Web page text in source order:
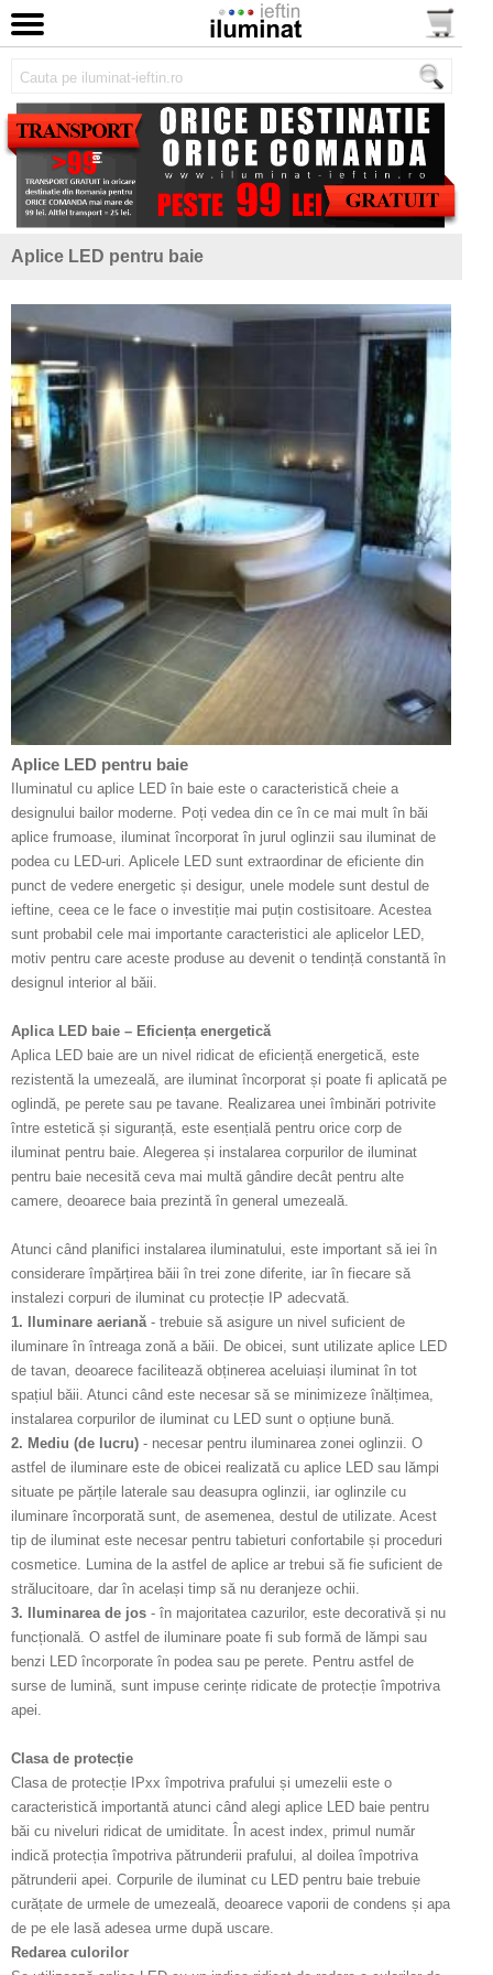
Aplice LED pentru baie
Aplice LED pentru baie
Iluminatul cu aplice LED în baie este o caracteristică cheie a
designului bailor moderne. Poți vedea din ce în ce mai mult în băi
aplice frumoase, iluminat încorporat în jurul oglinzii sau iluminat de
podea cu LED-uri. Aplicele LED sunt extraordinar de eficiente din
punct de vedere energetic și desigur, unele modele sunt destul de
ieftine, ceea ce le face o investiție mai puțin costisitoare. Acestea
sunt probabil cele mai importante caracteristici ale aplicelor LED,
motiv pentru care aceste produse au devenit o tendință constantă în
designul interior al băii.
Aplica LED baie – Eficiența energetică
Aplica LED baie are un nivel ridicat de eficiență energetică, este
rezistentă la umezeală, are iluminat încorporat și poate fi aplicată pe
oglindă, pe perete sau pe tavane. Realizarea unei îmbinări potrivite
între estetică și siguranță, este esențială pentru orice corp de
iluminat pentru baie. Alegerea și instalarea corpurilor de iluminat
pentru baie necesită ceva mai multă gândire decât pentru alte
camere, deoarece baia prezintă în general umezeală.
Atunci când planifici instalarea iluminatului, este important să iei în
considerare împărțirea băii în trei zone diferite, iar în fiecare să
instalezi corpuri de iluminat cu protecție IP adecvată.
1. Iluminare aeriană- trebuie să asigure un nivel suficient de
iluminare în întreaga zonă a băii. De obicei, sunt utilizate aplice LED
de tavan, deoarece facilitează obținerea aceluiași iluminat în tot
spațiul băii. Atunci când este necesar să se minimizeze înălțimea,
instalarea corpurilor de iluminat cu LED sunt o opțiune bună.
2. Mediu (de lucru) - necesar pentru iluminarea zonei oglinzii. O
astfel de iluminare este de obicei realizată cu aplice LED sau lămpi
situate pe părțile laterale sau deasupra oglinzii, iar oglinzile cu
iluminare încorporată sunt, de asemenea, destul de utilizate. Acest
tip de iluminat este necesar pentru tabieturi confortabile și proceduri
cosmetice. Lumina de la astfel de aplice ar trebui să fie suficient de
strălucitoare, dar în același timp să nu deranjeze ochii.
3. Iluminarea de jos - în majoritatea cazurilor, este decorativă și nu
funcțională. O astfel de iluminare poate fi sub formă de lămpi sau
benzi LED încorporate în podea sau pe perete. Pentru astfel de
surse de lumină, sunt impuse cerințe ridicate de protecție împotriva
apei.
Clasa de protecție
Clasa de protecție IPxx împotriva prafului și umezelii este o
caracteristică importantă atunci când alegi aplice LED baie pentru
băi cu niveluri ridicat de umiditate. În acest index, primul număr
indică protecția împotriva pătrunderii prafului, al doilea împotriva
pătrunderii apei. Corpurile de iluminat cu LED pentru baie trebuie
curățate de urmele de umezeală, deoarece vaporii de condens și apa
de pe ele lasă adesea urme după uscare.
Redarea culorilor